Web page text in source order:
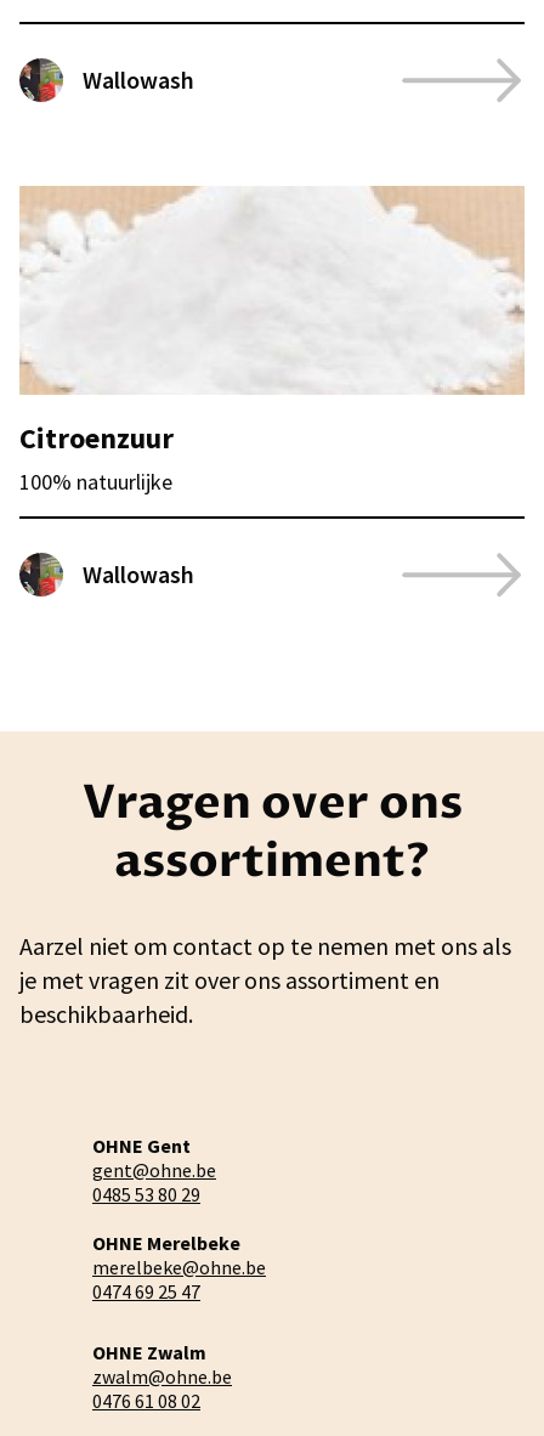
Wallowash
Citroenzuur
100% natuurlijke
Wallowash
Vragen over ons
assortiment?
Aarzel niet om contact op te nemen met ons als
je met vragen zit over ons assortiment en
beschikbaarheid.
OHNE Gent
gent@ohne.be
0485 53 80 29
OHNE Merelbeke
merelbeke@ohne.be
0474 69 25 47
OHNE Zwalm
zwalm@ohne.be
0476 61 08 02